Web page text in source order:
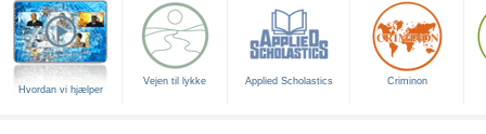
Hvordan vi hjælper
Vejen til lykke Applied Scholastics Criminon